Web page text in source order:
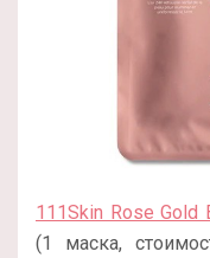
111Skin Rose Gold
(1 маска,